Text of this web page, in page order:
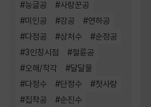
#능글공 #사랑꾼공
#미인공 #강공 #연하공
#다정공 #상처수 #순정공
#3인칭시점 #절륜공
#오해/착각 #달달물
#다정수 #단정수 #첫사랑
#집착공 #순진수